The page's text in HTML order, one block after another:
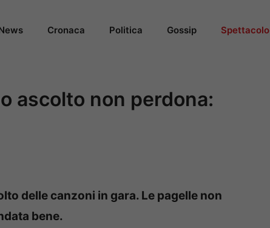
Cronaca Politica Gossip Spettacolo
ascolto non perdona:
delle canzoni in gara. Le pagelle non
bene.